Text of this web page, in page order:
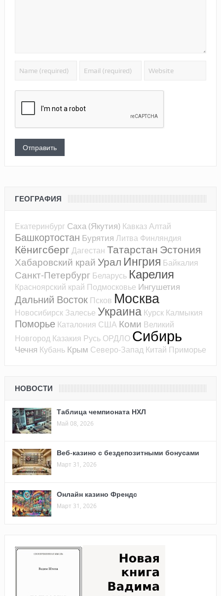
ГЕОГРАФИЯ
Екатеринбург Саха (Якутия) КавказАлтай
Башкортостан Бурятия Литва Финляндия
Кёнигсберг Дагестан Татарстан Эстония
Хабаровский край Урал Ингрия Байкалия
Санкт-Петербург Беларусь Карелия
Красноярский край Подмосковье Ингушетия
Дальний Восток Псков Москва
Новосибирск Залесье Украина Курск Калмыкия
Поморье Каталония США Коми Великий
Новгород Казакия Русь ОРДЛО Сибирь
Чечня Кубань Крым Северо-Запад Китай Приморье
НОВОСТИ
Таблица чемпионата НХЛ
Май 08, 2026
Веб-казино с бездепозитными бонусами
Март 31, 2026
Онлайн казино Френдс
Март 31, 2026